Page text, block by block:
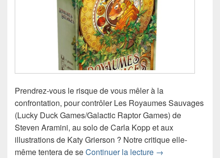
Prendrez-vous le risque de vous mêler à la
confrontation, pour contrôler Les Royaumes Sauvages
(Lucky Duck Games/Galactic Raptor Games) de
Steven Aramini, au solo de Carla Kopp et aux
illustrations de Katy Grierson ? Notre critique elle-
même tentera de seContinuer la lecture Chronique jeu de
→